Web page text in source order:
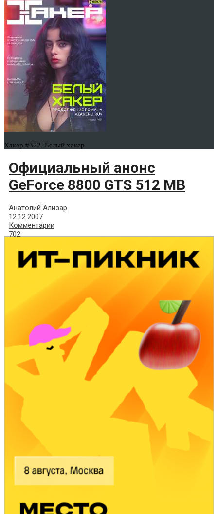
Хакер #322. Белый хакер
Официальный анонс
GeForce 8800 GTS 512 MB
Анатолий Ализар
12.12.2007
Комментарии
702